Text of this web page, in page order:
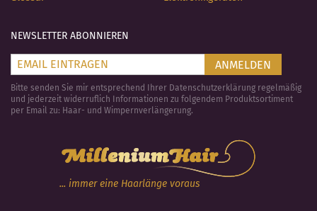
NEWSLETTER ABONNIEREN
ANMELDEN
Bitte senden Sie mir entsprechend Ihrer Datenschutzerklärung regelmäßig
und jederzeit widerruflich Informationen zu folgendem Produktsortiment
per Email zu: Haar- und Wimpernverlängerung.
... immer eine Haarlänge voraus